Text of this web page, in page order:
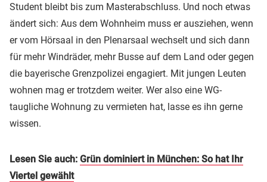
Student bleibt bis zum Masterabschluss. Und noch etwas
ändert sich: Aus dem Wohnheim muss er ausziehen, wenn
er vom Hörsaal in den Plenarsaal wechselt und sich dann
für mehr Windräder, mehr Busse auf dem Land oder gegen
die bayerische Grenzpolizei engagiert. Mit jungen Leuten
wohnen mag er trotzdem weiter. Wer also eine WG-
taugliche Wohnung zu vermieten hat, lasse es ihn gerne
wissen.
Lesen Sie auch: Grün dominiert in München: So hat Ihr
Viertel gewählt